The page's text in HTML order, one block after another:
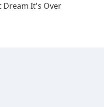
Dream It's Over